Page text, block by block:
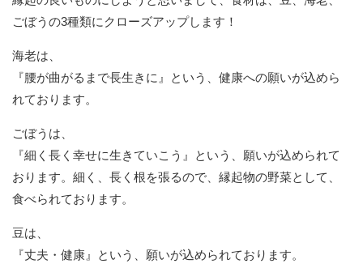
ごぼうの3種類にクローズアップします！
海老は、
『腰が曲がるまで長生きに』という、健康への願いが込めら
れております。
ごぼうは、
『細く長く幸せに生きていこう』という、願いが込められて
おります。細く、長く根を張るので、縁起物の野菜として、
食べられております。
豆は、
『丈夫・健康』という、願いが込められております。